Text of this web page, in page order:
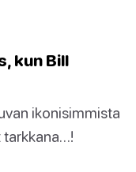
kun Bill
ikonisimmista
tarkkana…!